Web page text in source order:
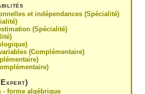
et indépendances (Spécialité)
(Spécialité)
(Complémentaire)
- forme algébrique